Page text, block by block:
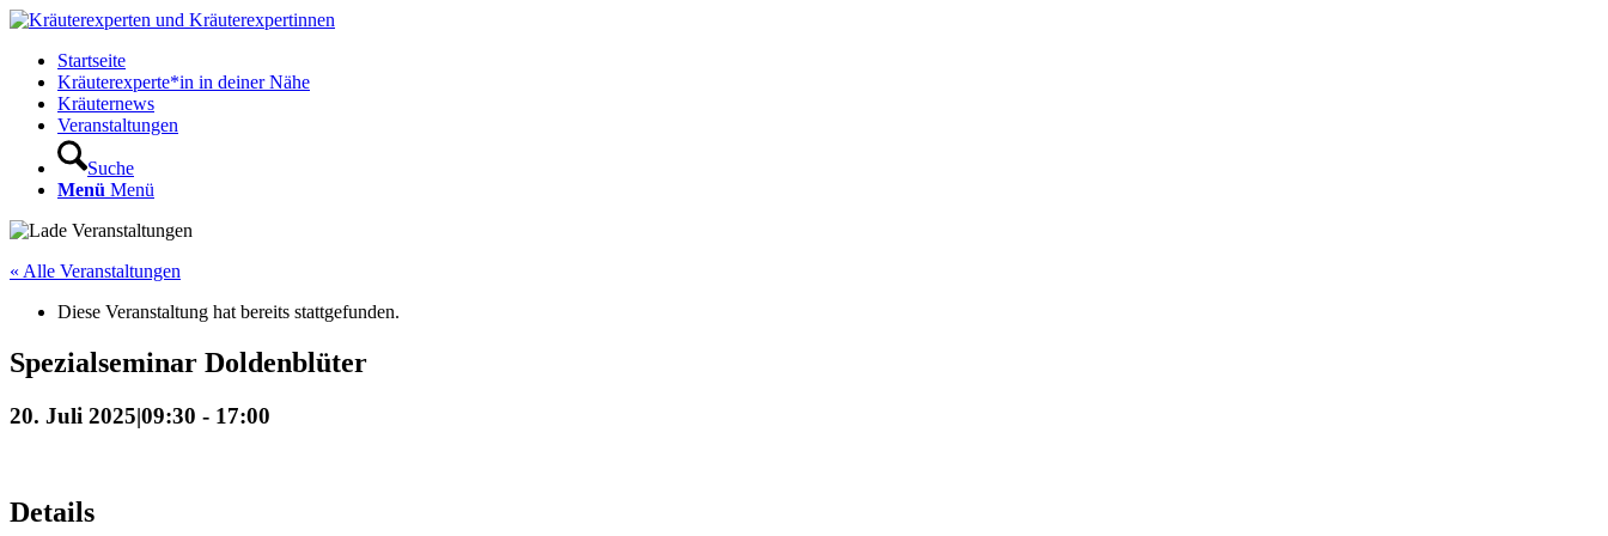
Startseite
Kräuterexperte*in in deiner Nähe
Kräuternews
Veranstaltungen
Suche
Menü Menü
« Alle Veranstaltungen
Diese Veranstaltung hat bereits stattgefunden.
Spezialseminar Doldenblüter
20. Juli 2025|09:30 - 17:00
Details